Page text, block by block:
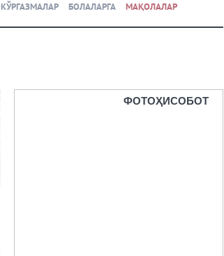
КЎРГАЗМАЛАР БОЛАЛАРГА МАҚОЛАЛАР
ФОТОҲИСОБОТ